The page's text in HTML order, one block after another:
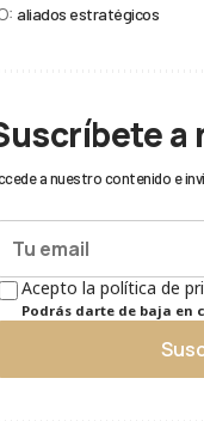
aliados estratégicos
a
a nuestro contenido e
Acepto la política de
Podrás darte de baja en